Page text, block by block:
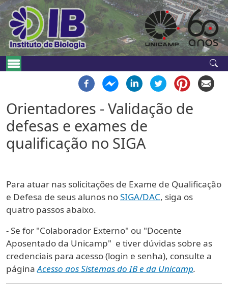
Pular para o conteúdo principal
Navegação principal
Orientadores - Validação de
defesas e exames de
qualificação no SIGA
Para atuar nas solicitações de Exame de Qualificação
e Defesa de seus alunos noSIGA/DAC, siga os
quatro passos abaixo.
- Se for "Colaborador Externo" ou "Docente
Aposentado da Unicamp" e tiver dúvidas sobre as
credenciais para acesso (login e senha), consulte a
página Acesso aos Sistemas do IB e da Unicamp.